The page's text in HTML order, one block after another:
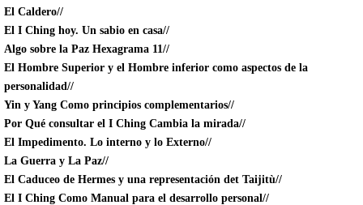
El Caldero//
El I Ching hoy. Un sabio en casa//
Algo sobre la Paz Hexagrama 11//
El Hombre Superior y el Hombre inferior como aspectos de la
personalidad//
Yin y Yang Como principios complementarios//
Por Qué consultar el I Ching Cambia la mirada//
El Impedimento. Lo interno y lo Externo//
La Guerra y La Paz//
El Caduceo de Hermes y una representación det Taijitù//
El I Ching Como Manual para el desarrollo personal//